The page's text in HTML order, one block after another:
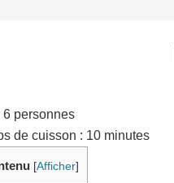
6 personnes
de cuisson : 10 minutes
[Afficher]